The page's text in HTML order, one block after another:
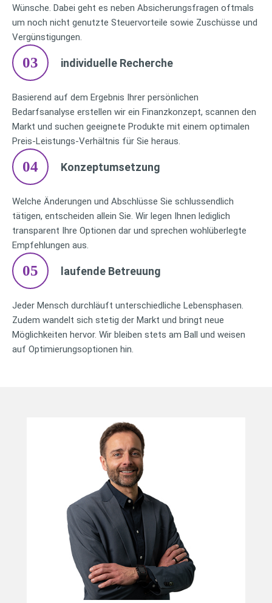
Wünsche. Dabei geht es neben Absicherungsfragen oftmals
um noch nicht genutzte Steuervorteile sowie Zuschüsse und
Vergünstigungen.
03 individuelle Recherche
Basierend auf dem Ergebnis Ihrer persönlichen
Bedarfsanalyse erstellen wir ein Finanzkonzept, scannen den
Markt und suchen geeignete Produkte mit einem optimalen
Preis-Leistungs-Verhältnis für Sie heraus.
04 Konzeptumsetzung
Welche Änderungen und Abschlüsse Sie schlussendlich
tätigen, entscheiden allein Sie. Wir legen Ihnen lediglich
transparent Ihre Optionen dar und sprechen wohlüberlegte
Empfehlungen aus.
05 laufende Betreuung
Jeder Mensch durchläuft unterschiedliche Lebensphasen.
Zudem wandelt sich stetig der Markt und bringt neue
Möglichkeiten hervor. Wir bleiben stets am Ball und weisen
auf Optimierungsoptionen hin.